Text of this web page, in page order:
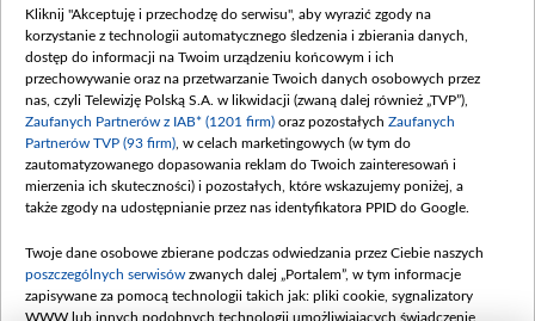
Procedura zgłoszeń wewnętrznych
Kliknij "Akceptuję i przechodzę do serwisu", aby wyrazić zgody na
korzystanie z technologii automatycznego śledzenia i zbierania danych,
dostęp do informacji na Twoim urządzeniu końcowym i ich
przechowywanie oraz na przetwarzanie Twoich danych osobowych przez
nas, czyli Telewizję Polską S.A. w likwidacji (zwaną dalej również „TVP”),
Zaufanych Partnerów z IAB* (1201 firm) oraz pozostałych Zaufanych
Partnerów TVP (93 firm) , w celach marketingowych (w tym do
zautomatyzowanego dopasowania reklam do Twoich zainteresowań i
mierzenia ich skuteczności) i pozostałych, które wskazujemy poniżej, a
także zgody na udostępnianie przez nas identyfikatora PPID do Google.
Twoje dane osobowe zbierane podczas odwiedzania przez Ciebie naszych
poszczególnych serwisów zwanych dalej „Portalem”, w tym informacje
zapisywane za pomocą technologii takich jak: pliki cookie, sygnalizatory
WWW lub innych podobnych technologii umożliwiających świadczenie